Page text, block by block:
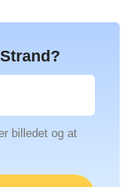
billedet og at